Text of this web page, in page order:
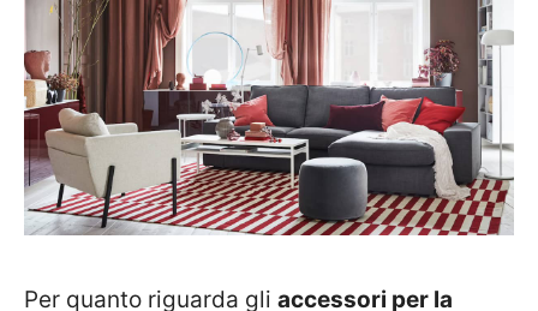
Per quanto riguarda gli accessori per la